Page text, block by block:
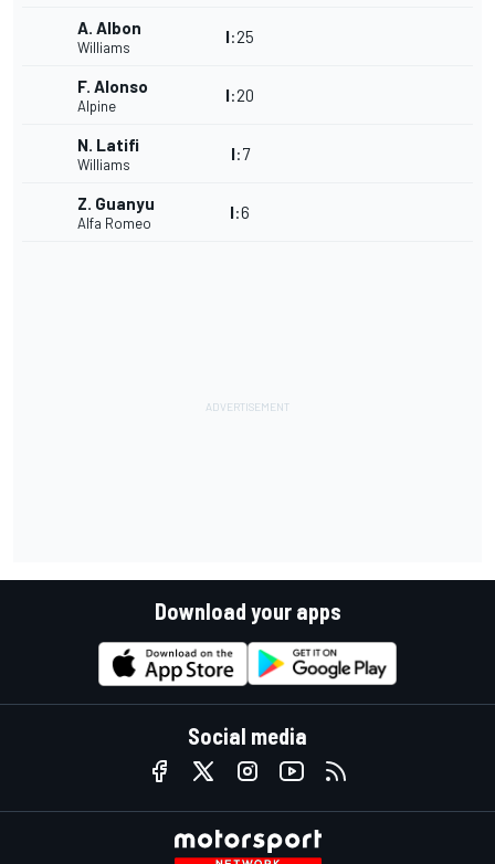
A. Albon
Williams
I:25
F. Alonso
Alpine
I:20
N. Latifi
Williams
I:7
Z. Guanyu
Alfa Romeo
I:6
Download your apps
Social media